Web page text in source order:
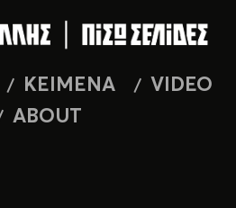
ΚΕΙΜΕΝΑ
VIDEO
ABOUT